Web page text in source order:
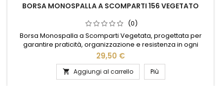
BORSA MONOSPALLA A SCOMPARTI 156 VEGETATO
(0)
Borsa Monospalla a Scomparti Vegetata, progettata per
garantire praticità, organizzazione e resistenza in ogni
contesto operativo. Dotata di sistema MOLLE laterale,
scomparti multipli con chiusura zip e tasca nascosta, offre
massima funzionalità per trasporto tattico. Tracolla
regolabile, cintura vita removibile e schienale imbottito
29,50 €
 Aggiungi al carrello Più